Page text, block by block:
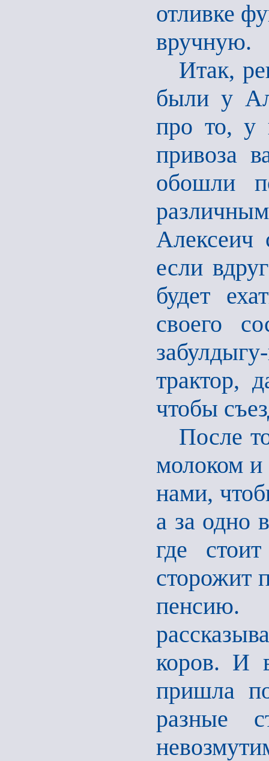
отливке
вручную.
Итак,
были у
про то, у
привоза
обошли
Алексеич
если
будет
своего
трактор,
чтобы
После
молоком и
нами,
а за одно
где
сторожит
коров. И
пришла
разные